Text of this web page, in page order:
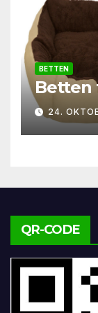
BETTEN
Betten
24.
QR-CODE